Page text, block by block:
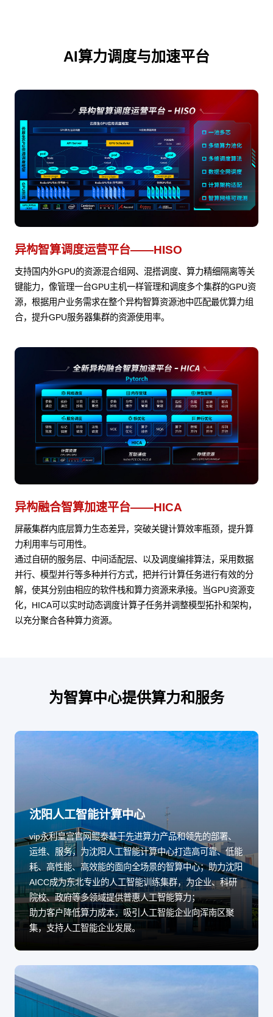
AI算力调度与加速平台
异构智算调度运营平台——HISO
支持国内外GPU的资源混合组网、混搭调度、算力精细隔离等关
键能力，像管理一台GPU主机一样管理和调度多个集群的GPU资
源，根据用户业务需求在整个异构智算资源池中匹配最优算力组
合，提升GPU服务器集群的资源使用率。
异构融合智算加速平台——HICA
屏蔽集群内底层算力生态差异，突破关键计算效率瓶颈，提升算
力利用率与可用性。
通过自研的服务层、中间适配层、以及调度编排算法，采用数据
并行、模型并行等多种并行方式，把并行计算任务进行有效的分
解，使其分别由相应的软件栈和算力资源来承接。当GPU资源变
化，HICA可以实时动态调度计算子任务并调整模型拓扑和架构，
以充分聚合各种算力资源。
为智算中心提供算力和服务
沈阳人工智能计算中心
vip永利皇宫官网鲲泰基于先进算力产品和领先的部署、
运维、服务，为沈阳人工智能计算中心打造高可靠、低能
耗、高性能、高效能的面向全场景的智算中心；助力沈阳
AICC成为东北专业的人工智能训练集群，为企业、科研
院校、政府等多领域提供普惠人工智能算力；
助力客户降低算力成本，吸引人工智能企业向浑南区聚
集，支持人工智能企业发展。